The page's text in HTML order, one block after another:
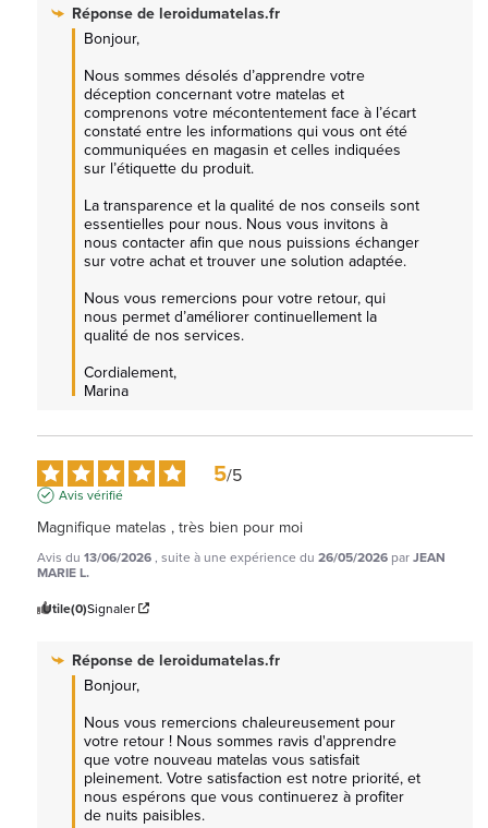
Réponse de leroidumatelas.fr
Bonjour,
Nous sommes désolés d’apprendre votre
déception concernant votre matelas et
comprenons votre mécontentement face à l’écart
constaté entre les informations qui vous ont été
communiquées en magasin et celles indiquées
sur l’étiquette du produit.
La transparence et la qualité de nos conseils sont
essentielles pour nous. Nous vous invitons à
nous contacter afin que nous puissions échanger
sur votre achat et trouver une solution adaptée.
Nous vous remercions pour votre retour, qui
nous permet d’améliorer continuellement la
qualité de nos services.
Cordialement,
Marina
5/5
Avis vérifié
Magnifique matelas , très bien pour moi
Avis du 13/06/2026, suite à une expérience du 26/05/2026 parJEAN
MARIE L.
Utile(0)Signaler
Réponse de leroidumatelas.fr
Bonjour,
Nous vous remercions chaleureusement pour
votre retour ! Nous sommes ravis d'apprendre
que votre nouveau matelas vous satisfait
pleinement. Votre satisfaction est notre priorité, et
nous espérons que vous continuerez à profiter
de nuits paisibles.